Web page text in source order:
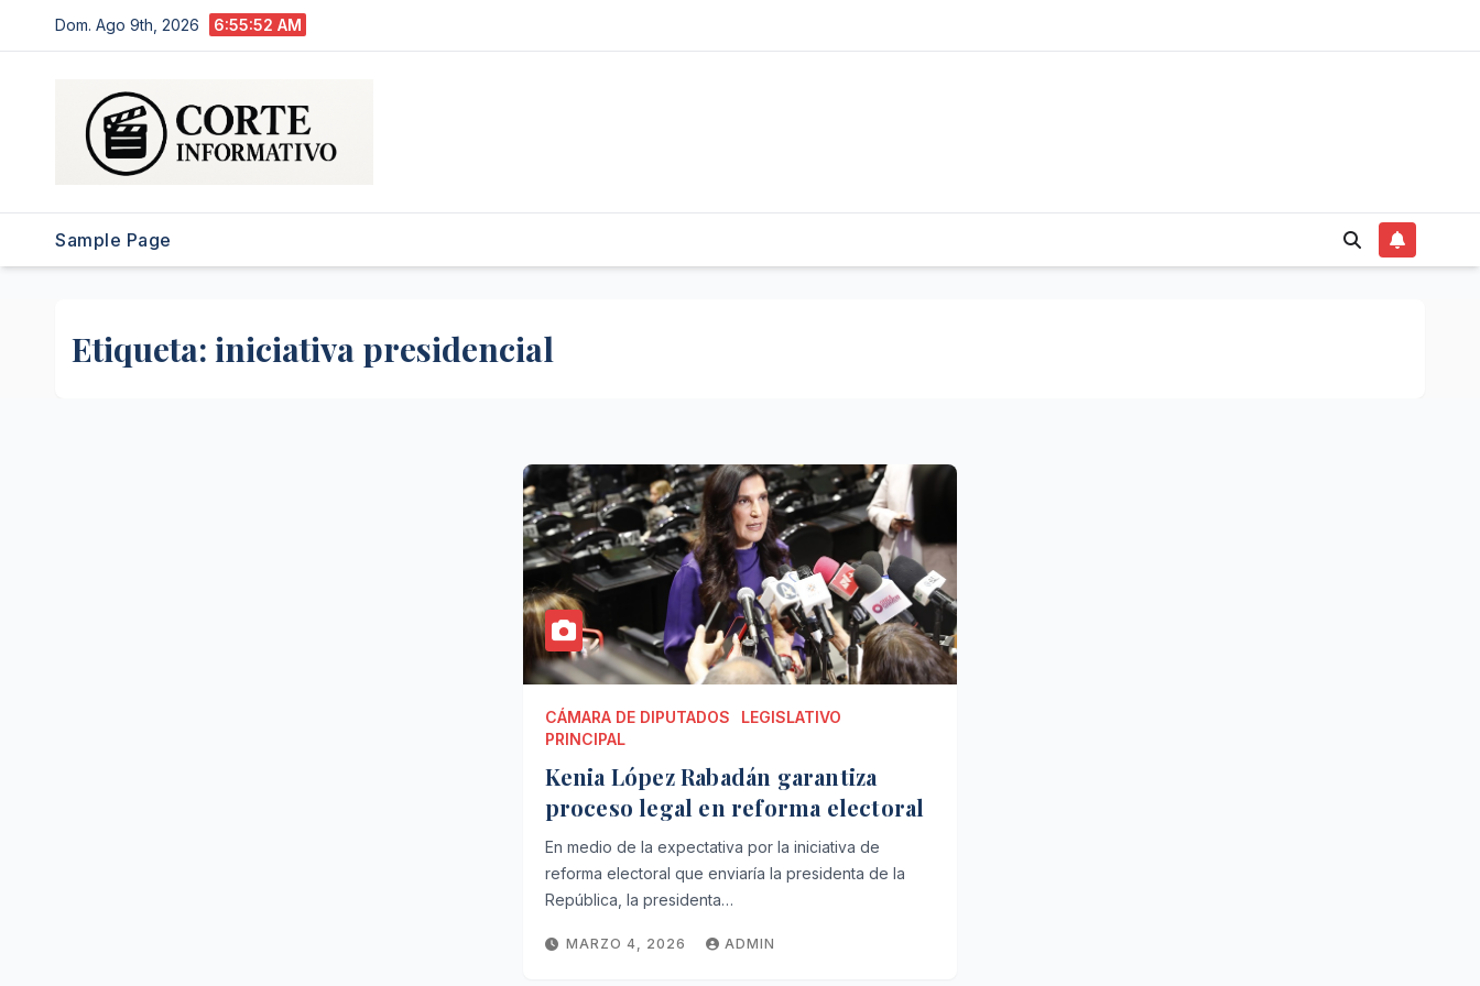
al
Dom. Ago 9th, 2026 6:55:53 AM
Sample Page
Etiqueta: iniciativa presidencial
CÁMARA DE DIPUTADOS
LEGISLATIVO
PRINCIPAL
Kenia López Rabadán garantiza
proceso legal en reforma electoral
En medio de la expectativa por la iniciativa de
reforma electoral que enviaría la presidenta de la
República, la presidenta…
MARZO 4, 2026 ADMIN